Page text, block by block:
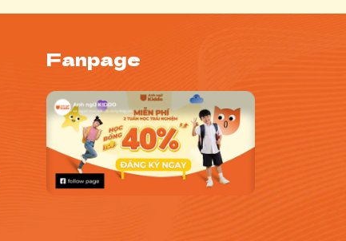
Fanpage